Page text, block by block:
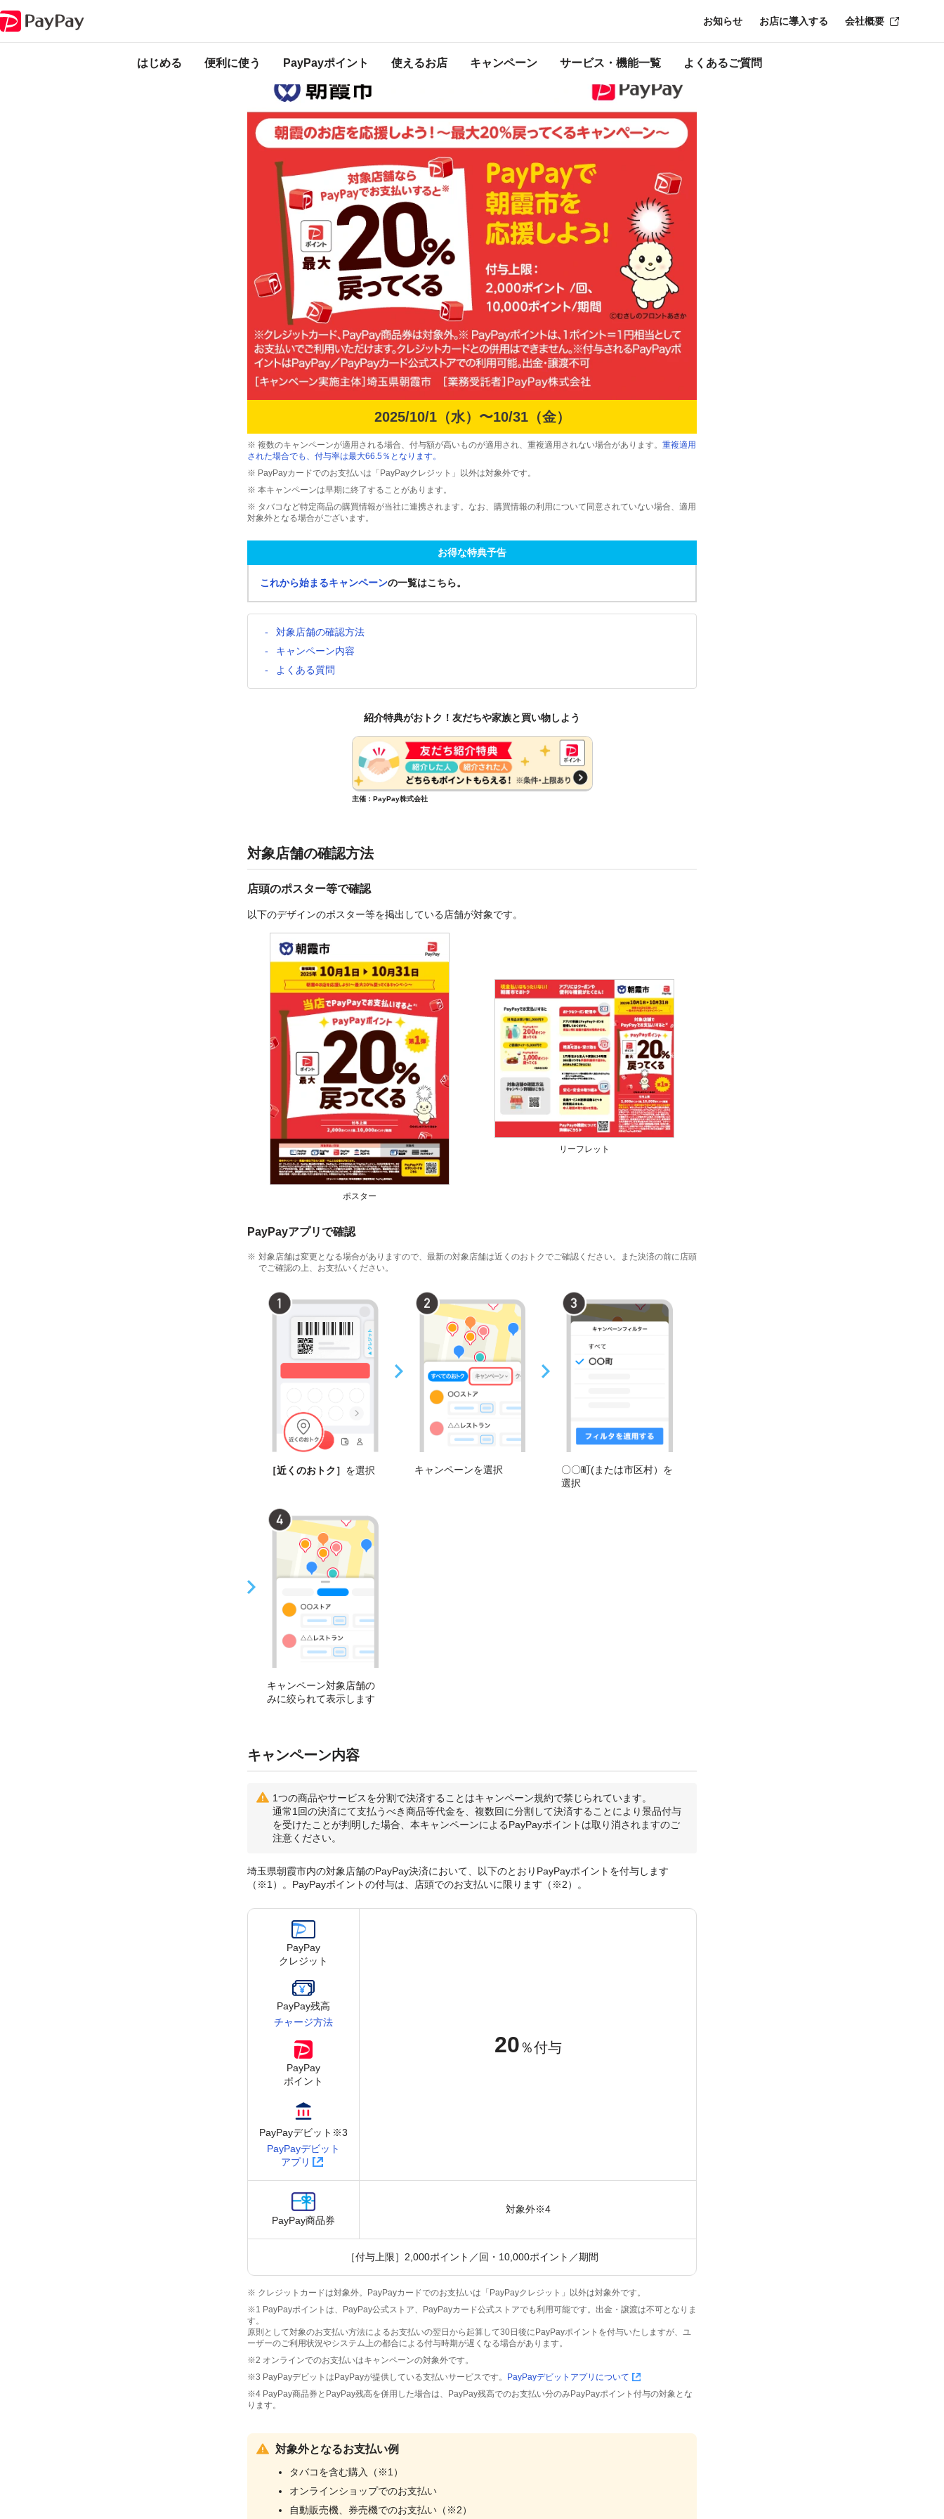
はじめる 便利に使う PayPayポイント 使えるお店 キャンペーン サービス・機能一覧 よくあるご質問
お知らせ お店に導入する 会社概要
のになります。開催中のキャンペーン一覧はこちら。
2025/10/1（水）〜10/31（金）
※ 複数のキャンペーンが適用される場合、付与額が高いものが適用され、重複適用されない場合があります。 重複適用
された場合でも、付与率は最大66.5％となります。
※ PayPayカードでのお支払いは「PayPayクレジット」以外は対象外です。
※ 本キャンペーンは早期に終了することがあります。
※ タバコなど特定商品の購買情報が当社に連携されます。なお、購買情報の利用について同意されていない場合、適用
対象外となる場合がございます。
お得な特典予告
これから始まるキャンペーンの一覧はこちら。
対象店舗の確認方法
キャンペーン内容
よくある質問
紹介特典がおトク！友だちや家族と買い物しよう
主催：PayPay株式会社
対象店舗の確認方法
店頭のポスター等で確認
以下のデザインのポスター等を掲出している店舗が対象です。
ポスター
リーフレット
PayPayアプリで確認
対象店舗は変更となる場合がありますので、最新の対象店舗は近くのおトクでご確認ください。また決済の前に店頭
でご確認の上、お支払いください。
［近くのおトク］ を選択 キャンペーンを選択
〇〇町(または市区村）を
選択
キャンペーン対象店舗の
みに絞られて表示します
キャンペーン内容
1つの商品やサービスを分割で決済することはキャンペーン規約で禁じられています。
通常1回の決済にて支払うべき商品等代金を、複数回に分割して決済することにより景品付与
を受けたことが判明した場合、本キャンペーンによるPayPayポイントは取り消されますのご
注意ください。
埼玉県朝霞市内の対象店舗のPayPay決済において、以下のとおりPayPayポイントを付与します
（※1）。PayPayポイントの付与は、店頭でのお支払いに限ります（※2）。
PayPay
クレジット
PayPay残高
チャージ方法
PayPay
ポイント
PayPayデビット※3
PayPayデビット
アプリ
20 ％付与
PayPay商品券
対象外※4
［付与上限］2,000ポイント／回・10,000ポイント／期間
※ クレジットカードは対象外。PayPayカードでのお支払いは「PayPayクレジット」以外は対象外です。
※1 PayPayポイントは、PayPay公式ストア、PayPayカード公式ストアでも利用可能です。出金・譲渡は不可となりま
す。
原則として対象のお支払い方法によるお支払いの翌日から起算して30日後にPayPayポイントを付与いたしますが、ユ
ーザーのご利用状況やシステム上の都合による付与時期が遅くなる場合があります。
※2 オンラインでのお支払いはキャンペーンの対象外です。
※3 PayPayデビットはPayPayが提供している支払いサービスです。
PayPayデビットアプリについて
※4 PayPay商品券とPayPay残高を併用した場合は、PayPay残高でのお支払い分のみPayPayポイント付与の対象とな
ります。
対象外となるお支払い例
タバコを含む購入（※1）
オンラインショップでのお支払い
自動販売機、券売機でのお支払い（※2）